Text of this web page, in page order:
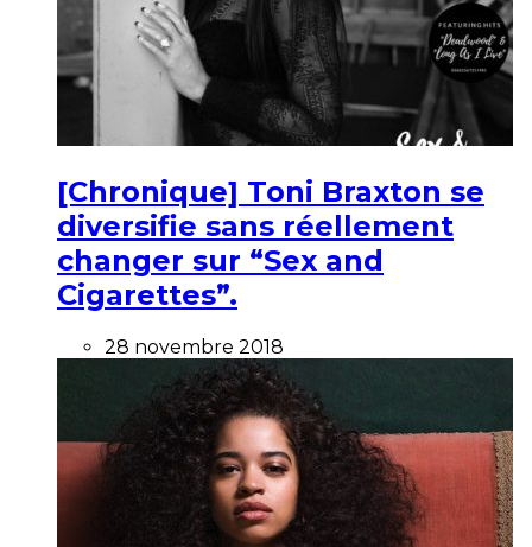
[Chronique] Toni Braxton se
diversifie sans réellement
changer sur “Sex and
Cigarettes”.
28 novembre 2018